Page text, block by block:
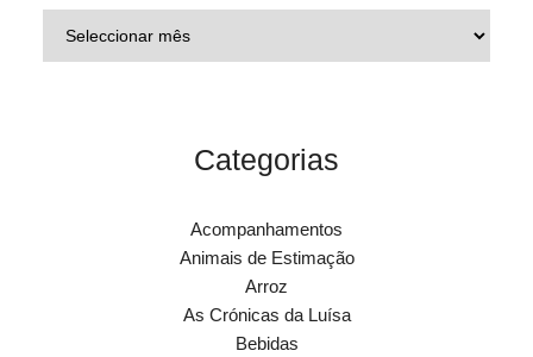
Categorias
Acompanhamentos
Animais de Estimação
Arroz
As Crónicas da Luísa
Bebidas